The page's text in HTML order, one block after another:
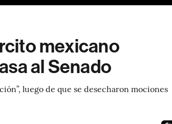
mexicano
al Senado
luego de que se desecharon mociones